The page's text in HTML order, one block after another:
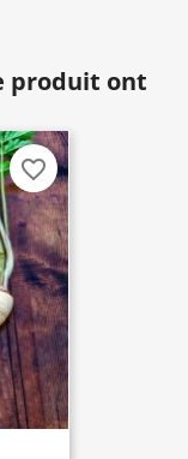
produit ont
favorite_border